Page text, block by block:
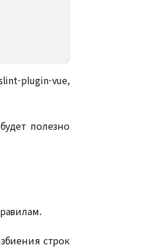
plugin-vue,
полезно
строк